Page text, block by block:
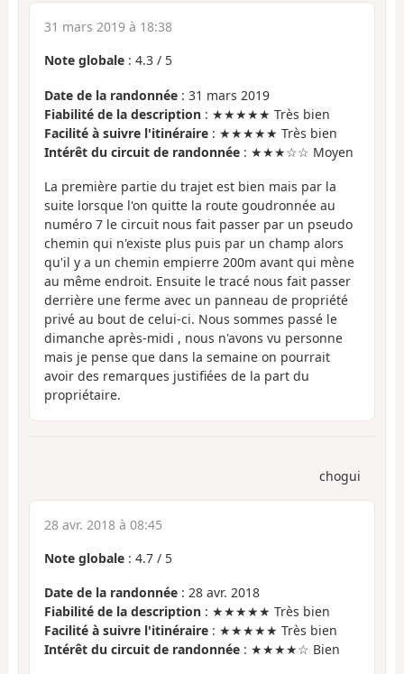
31 mars 2019 à 18:38
Note globale : 4.3 / 5
Date de la randonnée : 31 mars 2019
Fiabilité de la description : ★★★★★ Très bien
Facilité à suivre l'itinéraire : ★★★★★ Très bien
Intérêt du circuit de randonnée : ★★★☆☆ Moyen
La première partie du trajet est bien mais par la
suite lorsque l'on quitte la route goudronnée au
numéro 7 le circuit nous fait passer par un pseudo
chemin qui n'existe plus puis par un champ alors
qu'il y a un chemin empierre 200m avant qui mène
au même endroit. Ensuite le tracé nous fait passer
derrière une ferme avec un panneau de propriété
privé au bout de celui-ci. Nous sommes passé le
dimanche après-midi , nous n'avons vu personne
mais je pense que dans la semaine on pourrait
avoir des remarques justifiées de la part du
propriétaire.
chogui
28 avr. 2018 à 08:45
Note globale : 4.7 / 5
Date de la randonnée : 28 avr. 2018
Fiabilité de la description : ★★★★★ Très bien
Facilité à suivre l'itinéraire : ★★★★★ Très bien
Intérêt du circuit de randonnée : ★★★★☆ Bien